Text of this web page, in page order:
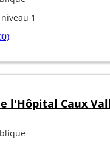
1
l'Hôpital Caux